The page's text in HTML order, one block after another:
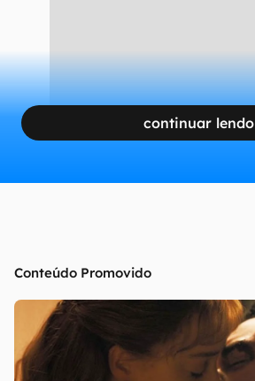
continuar lendo